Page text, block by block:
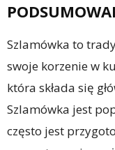
Szlamówka to
swoje korzenie w
która składa się
Szlamówka jest
często jest